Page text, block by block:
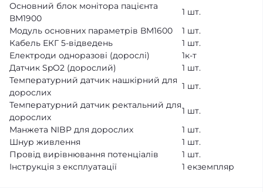
Основний блок монітора пацієнта
ВМ1900
1 шт.
Модуль основних параметрів ВМ1600
1 шт.
Кабель ЕКГ 5-відведень
1 шт.
Електроди одноразові (дорослі)
1к-т
Датчик SpO2 (дорослий)
1 шт.
Температурний датчик нашкірний для
дорослих
1 шт.
Температурний датчик ректальний для
дорослих
1 шт.
Манжета NIBP для дорослих
1 шт.
Шнур живлення
1 шт.
Провід вирівнювання потенціалів
1 шт.
Інструкція з експлуатації
1 екземпляр